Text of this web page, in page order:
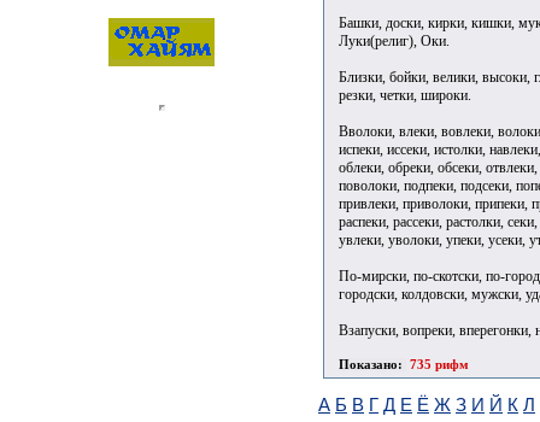
Башки, доски, кирки, кишки,
Луки(религ), Оки.
Близки, бойки, велики, высоки,
резки, четки, широки.
Вволоки, влеки, вовлеки,
испеки, иссеки, истолки,
облеки, обреки, обсеки,
поволоки, подпеки, подсеки,
привлеки, приволоки, припеки,
распеки, рассеки, растолки,
увлеки, уволоки, упеки, усеки,
По-мирски, по-скотски, по-
городски, колдовски, мужски,
Взапуски, вопреки, вперегонки,
Показано: 735 рифм
А Б В Г Д Е Ё Ж З И Й К Л